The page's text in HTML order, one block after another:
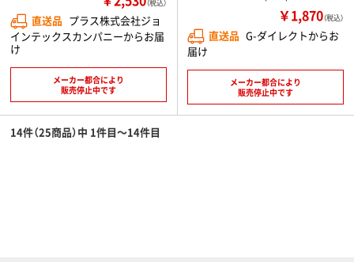
（税込）
直送品 プラス株式会社ジョ
インテックスカンパニーからお届
け
メーカー都合により
販売停止中です
￥1,870（税込）
直送品 G-ダイレクトからお
届け
メーカー都合により
販売停止中です
14件（25商品）中 1件目～14件目